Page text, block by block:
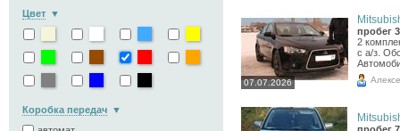
Цвет
Коробка передач
07.07.2026
пробег
2
с а/з.